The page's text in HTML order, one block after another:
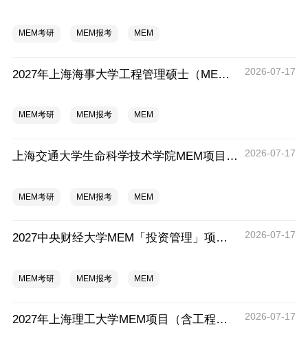
MEM考研 MEM报考 MEM
2027年上海海事大学工程管理硕士（MEM）宁波产教融合研究生培养项目 2026-07-17
MEM考研 MEM报考 MEM
上海交通大学生命科学技术学院MEM项目全新介绍 2026-07-17
MEM考研 MEM报考 MEM
2027中央财经大学MEM「投资管理」项目招生专题正式上线 2026-07-17
MEM考研 MEM报考 MEM
2027年上海理工大学MEM项目（含工程管理、工业工程与管理、物流工程与管理）奖助学金政策发布 2026-07-17